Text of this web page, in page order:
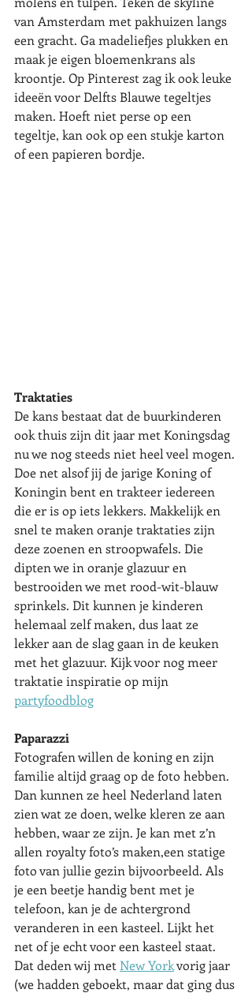
van Amsterdam met pakhuizen langs
een gracht. Ga madeliefjes plukken en
maak je eigen bloemenkrans als
kroontje. Op Pinterest zag ik ook leuke
ideeën voor Delfts Blauwe tegeltjes
maken. Hoeft niet perse op een
tegeltje, kan ook op een stukje karton
of een papieren bordje.
Traktaties
De kans bestaat dat de buurkinderen
ook thuis zijn dit jaar met Koningsdag
nu we nog steeds niet heel veel mogen.
Doe net alsof jij de jarige Koning of
Koningin bent en trakteer iedereen
die er is op iets lekkers. Makkelijk en
snel te maken oranje traktaties zijn
deze zoenen en stroopwafels. Die
dipten we in oranje glazuur en
bestrooiden we met rood-wit-blauw
sprinkels. Dit kunnen je kinderen
helemaal zelf maken, dus laat ze
lekker aan de slag gaan in de keuken
met het glazuur. Kijk voor nog meer
traktatie inspiratie op mijn
partyfoodblog
Paparazzi
Fotografen willen de koning en zijn
familie altijd graag op de foto hebben.
Dan kunnen ze heel Nederland laten
zien wat ze doen, welke kleren ze aan
hebben, waar ze zijn. Je kan met z’n
allen royalty foto’s maken,een statige
foto van jullie gezin bijvoorbeeld. Als
je een beetje handig bent met je
telefoon, kan je de achtergrond
veranderen in een kasteel. Lijkt het
net of je echt voor een kasteel staat.
Dat deden wij met New York vorig jaar
(we hadden geboekt, maar dat ging dus